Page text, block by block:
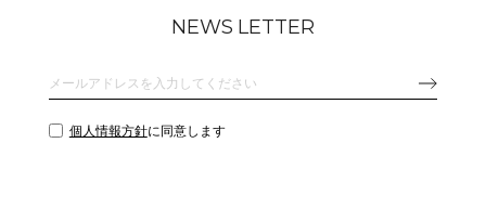
NEWS LETTER
個人情報方針に同意します